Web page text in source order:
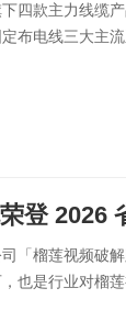
四款主力线缆
布电线三大主
登 2026
「榴莲视频破
也是行业对榴